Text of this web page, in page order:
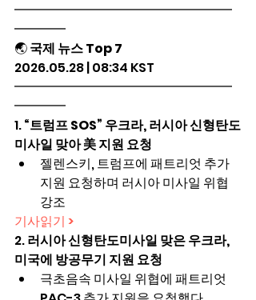
━━━━━━━━━━━━━━━━━
━━━━
🌏 국제 뉴스 Top 7
2026.05.28 | 08:34 KST
━━━━━━━━━━━━━━━━━
━━━━
1. “트럼프 SOS” 우크라, 러시아 신형탄도
미사일 맞아 美 지원 요청
젤렌스키, 트럼프에 패트리엇 추가
지원 요청하며 러시아 미사일 위협
강조
기사읽기 >
2. 러시아 신형탄도미사일 맞은 우크라,
미국에 방공무기 지원 요청
극초음속 미사일 위협에 패트리엇